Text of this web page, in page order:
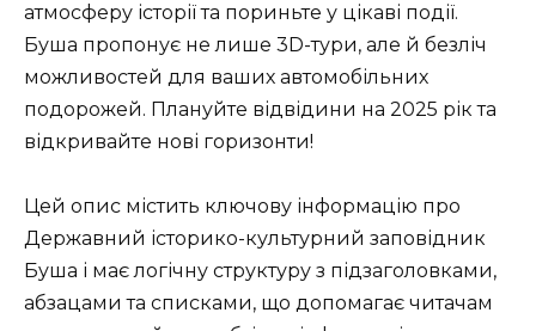
атмосферу історії та пориньте у цікаві події.
Буша пропонує не лише 3D-тури, але й безліч
можливостей для ваших автомобільних
подорожей. Плануйте відвідини на 2025 рік та
відкривайте нові горизонти!
Цей опис містить ключову інформацію про
Державний історико-культурний заповідник
Буша і має логічну структуру з підзаголовками,
абзацами та списками, що допомагає читачам